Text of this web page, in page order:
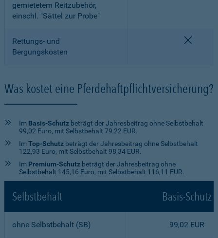
gemietetem Reitzubehör,
einschl. "Sättel zur Probe"
Rettungs- und
Bergungskosten
Was kostet eine Pferdehaftpflichtversicherung?
Im Basis-Schutz beträgt der Jahresbeitrag ohne Selbstbehalt
99,02 Euro, mit Selbstbehalt 79,22 EUR.
ImTop-Schutz beträgt der Jahresbeitrag ohne Selbstbehalt
122,93 Euro, mit Selbstbehalt 98,34 EUR.
Im Premium-Schutz beträgt der Jahresbeitrag ohne
Selbstbehalt 145,16 Euro, mit Selbstbehalt 116,11 EUR.
Selbstbehalt Basis-Schutz
ohne Selbstbehalt (SB) 99,02 EUR